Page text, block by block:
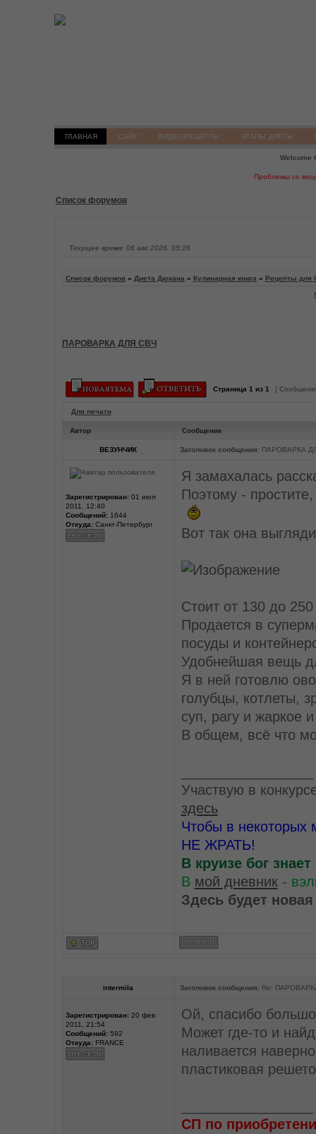
ГЛАВНАЯ САЙТ ВИДЕОРЕЦЕПТЫ ЭТАПЫ ДИЕТЫ
Welcome
Проблемы со
Список форумов
Текущее время: 06 авг 2026, 05:26
Список форумов» Диета Дюкана » Кулинарная книга » Рецепты для
ПАРОВАРКА ДЛЯ СВЧ
Страница 1 из 1 [
Для печати
Автор Сообщение
ВЕЗУНЧИК Заголовок сообщения:ПАРОВАРКА
Зарегистрирован:01 июл
2011, 12:40
Сообщений:1644
Откуда:Санкт-Петербург
Я замахалась
Поэтому -
Вот так она
Стоит от 130 до
Продается в
посуды и
Удобнейшая вещь
Я в ней готовлю
голубцы, котлеты,
суп, рагу и жаркое
В общем, всё что
Участвую в
здесь
Чтобы в некоторых
НЕ ЖРАТЬ!
В круизе бог
В мой дневник-
Здесь будет
intermila Заголовок сообщения: Re:
Зарегистрирован:20 фев
2011, 21:54
Сообщений:592
Откуда:FRANCE
Ой, спасибо
Может где-то и
наливается
пластиковая
СП по